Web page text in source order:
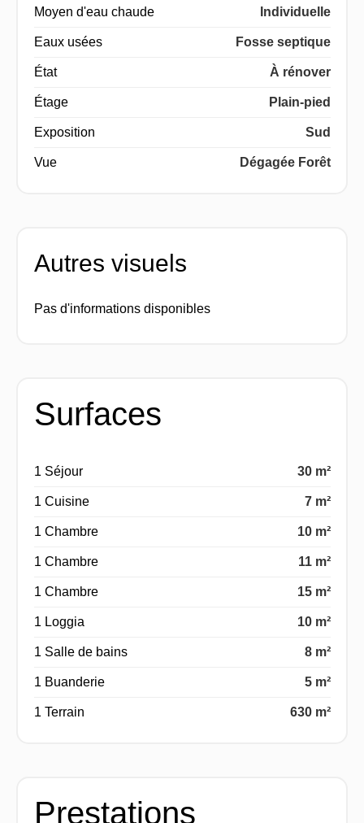
Moyen d'eau chaude Individuelle
Eaux usées Fosse septique
État À rénover
Étage Plain-pied
Exposition Sud
Vue Dégagée Forêt
Autres visuels
Pas d'informations disponibles
Surfaces
1 Séjour 30 m²
1 Cuisine 7 m²
1 Chambre 10 m²
1 Chambre 11 m²
1 Chambre 15 m²
1 Loggia 10 m²
1 Salle de bains 8 m²
1 Buanderie 5 m²
1 Terrain 630 m²
Prestations